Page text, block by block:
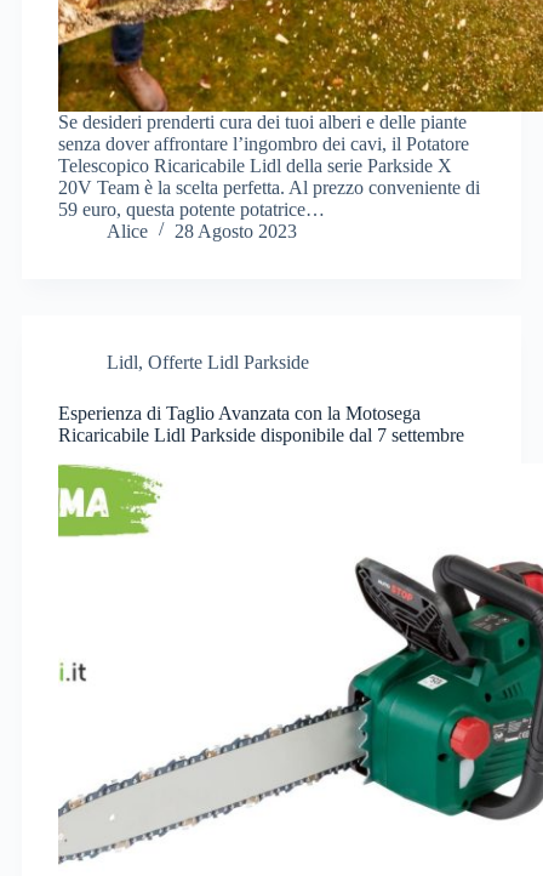
Se desideri prenderti cura dei tuoi alberi e delle piante
senza dover affrontare l’ingombro dei cavi, il Potatore
Telescopico Ricaricabile Lidl della serie Parkside X
20V Team è la scelta perfetta. Al prezzo conveniente di
59 euro, questa potente potatrice…
Alice
28 Agosto 2023
Lidl, Offerte Lidl Parkside
Esperienza di Taglio Avanzata con la Motosega
Ricaricabile Lidl Parkside disponibile dal 7 settembre